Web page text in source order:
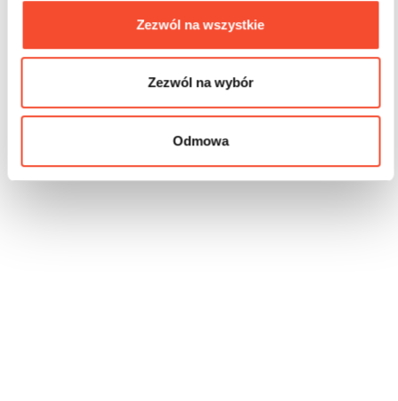
Zezwól na wszystkie
Zezwól na wybór
Odmowa